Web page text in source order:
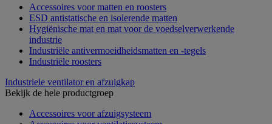
Accessoires voor matten en roosters
ESD antistatische en isolerende matten
Hygiënische mat en mat voor de voedselverwerkende
industrie
Industriële antivermoeidheidsmatten en -tegels
Industriële roosters
Industriele ventilator en afzuigkap
Bekijk de hele productgroep
Accessoires voor afzuigsysteem